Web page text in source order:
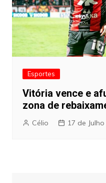
Esportes
Vitória vence e
zona de
Célio 17 de